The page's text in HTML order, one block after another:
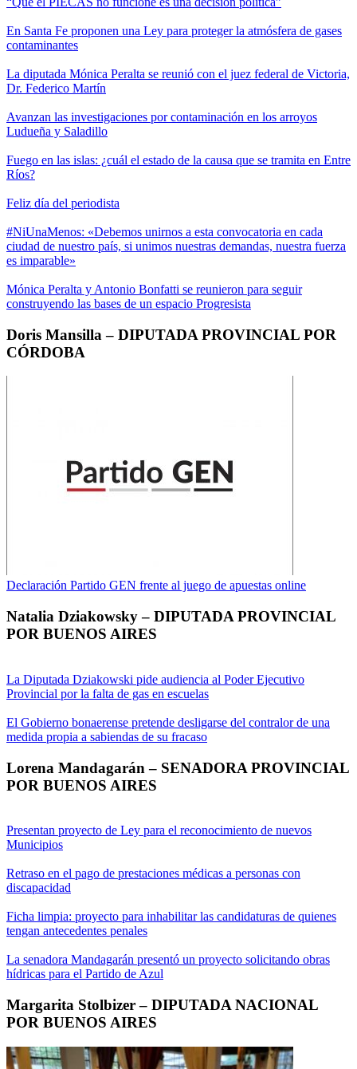
En Santa Fe proponen una Ley para proteger la atmósfera de gases
contaminantes
La diputada Mónica Peralta se reunió con el juez federal de Victoria,
Dr. Federico Martín
Avanzan las investigaciones por contaminación en los arroyos
Ludueña y Saladillo
Fuego en las islas: ¿cuál el estado de la causa que se tramita en Entre
Ríos?
Feliz día del periodista
#NiUnaMenos: «Debemos unirnos a esta convocatoria en cada
ciudad de nuestro país, si unimos nuestras demandas, nuestra fuerza
es imparable»
Mónica Peralta y Antonio Bonfatti se reunieron para seguir
construyendo las bases de un espacio Progresista
Doris Mansilla – DIPUTADA PROVINCIAL POR
CÓRDOBA
Declaración Partido GEN frente al juego de apuestas online
Natalia Dziakowsky – DIPUTADA PROVINCIAL
POR BUENOS AIRES
La Diputada Dziakowski pide audiencia al Poder Ejecutivo
Provincial por la falta de gas en escuelas
El Gobierno bonaerense pretende desligarse del contralor de una
medida propia a sabiendas de su fracaso
Lorena Mandagarán – SENADORA PROVINCIAL
POR BUENOS AIRES
Presentan proyecto de Ley para el reconocimiento de nuevos
Municipios
Retraso en el pago de prestaciones médicas a personas con
discapacidad
Ficha limpia: proyecto para inhabilitar las candidaturas de quienes
tengan antecedentes penales
La senadora Mandagarán presentó un proyecto solicitando obras
hídricas para el Partido de Azul
Margarita Stolbizer – DIPUTADA NACIONAL
POR BUENOS AIRES